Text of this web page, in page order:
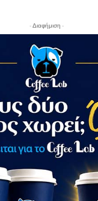
- Διαφήμιση -